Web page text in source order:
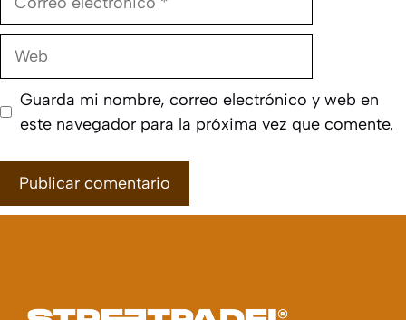
Web
Guarda mi nombre, correo electrónico y web en
este navegador para la próxima vez que comente.